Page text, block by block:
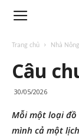
Trang chủ Nhà
Câu
30/05/2026
Mỗi một loại đồ
mình cả một